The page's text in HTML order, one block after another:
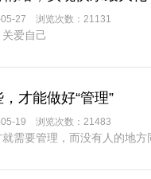
05-27 浏览次数：21131
爱自己
才能做好“管理”
05-19 浏览次数：21483
需要管理，而没有人的地方